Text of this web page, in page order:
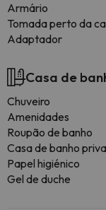
Armário
Tomada perto da
Adaptador
Casa de
Chuveiro
Amenidades
Roupão de banho
Casa de banho
Papel higiénico
Gel de duche